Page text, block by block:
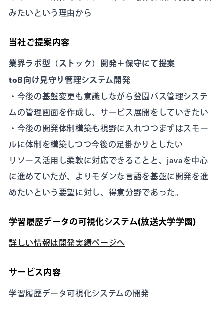
みたいという理由から
当社ご提案内容
業界ラボ型（ストック）開発＋保守にて提案
toB向け見守り管理システム開発
・今後の基盤変更も意識しながら登園バス管理システ
ムの管理画面を作成し、サービス展開をしていきたい
・今後の開発体制構築も視野に入れつつまずはスモー
ルに体制を構築しつつ今後の足掛かりとしたい
リソース活用し柔軟に対応できることと、javaを中心
に進めていたが、よりモダンな言語を基盤に開発を進
めたいという要望に対し、得意分野であった。
学習履歴データの可視化システム(放送大学学園)
詳しい情報は開発実績ページへ
サービス内容
学習履歴データ可視化システムの開発